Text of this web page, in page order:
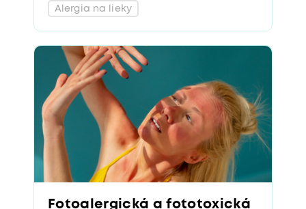
Alergia na lieky
Fotoalergická a fototoxická